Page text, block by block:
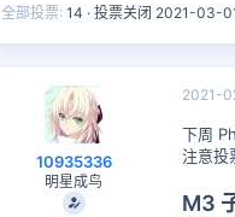
全部投票 14 投票关闭 2021-03-
10935336
明星成鸟
2021-
下周
注意投
M3